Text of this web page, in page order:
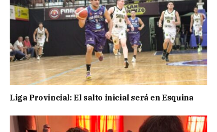
Liga Provincial: El salto inicial será en Esquina